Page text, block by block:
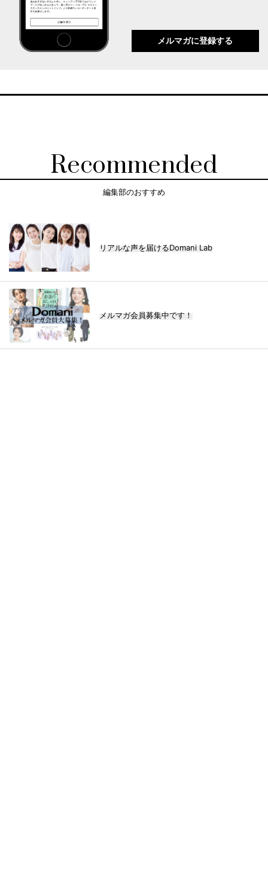
メルマガに登録する
Recommended
編集部のおすすめ
リアルな声を届けるDomani Lab
メルマガ会員募集中です！